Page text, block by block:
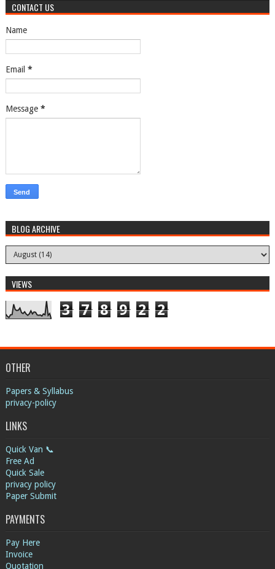
CONTACT US
Name
Email *
Message *
BLOG ARCHIVE
VIEWS
3 7 8 9 2 2
OTHER
Papers & Syllabus
privacy-policy
LINKS
Quick Van 📞
Free Ad
Quick Sale
privacy policy
Paper Submit
PAYMENTS
Pay Here
Invoice
Quotation